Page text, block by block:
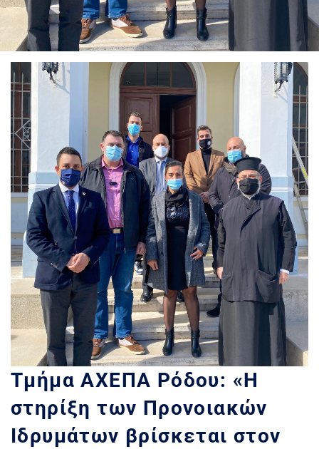
Τμήμα ΑΧΕΠΑ Ρόδου: «Η
στηρίξη των Προνοιακών
Ιδρυμάτων βρίσκεται στον